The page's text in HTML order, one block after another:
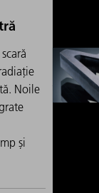
Noile
și
La
laserele
rosturilor
cazul